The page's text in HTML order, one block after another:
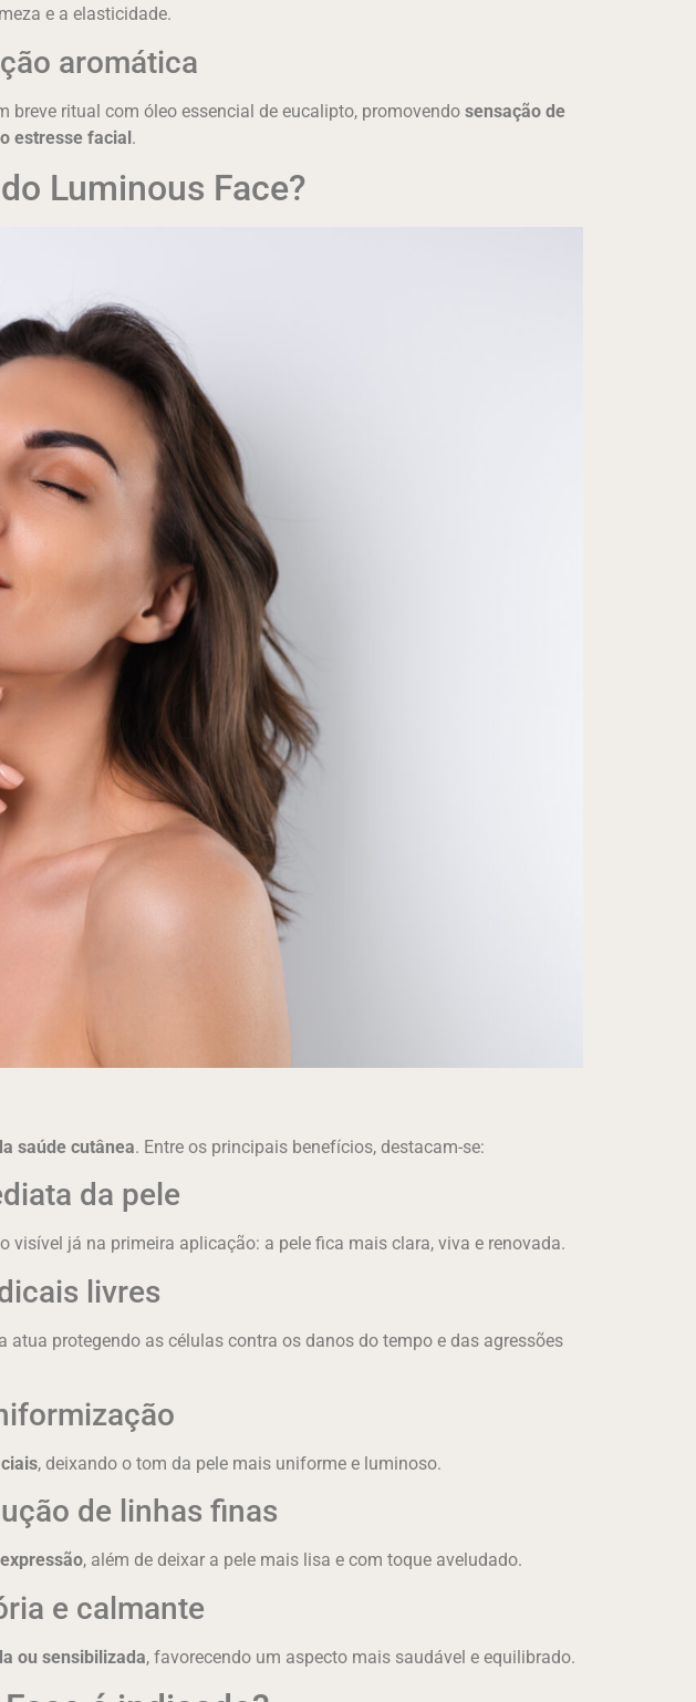
e a elasticidade.
aromática
breve ritual com óleo essencial de eucalipto, promovendo sensação de
estresse facial.
Luminous Face?
saúde cutânea. Entre os principais benefícios, destacam-se:
da pele
já na primeira aplicação: a pele fica mais clara, viva e renovada.
livres
protegendo as células contra os danos do tempo e das agressões
, deixando o tom da pele mais uniforme e luminoso.
de linhas finas
, além de deixar a pele mais lisa e com toque aveludado.
e calmante
ou sensibilizada, favorecendo um aspecto mais saudável e equilibrado.